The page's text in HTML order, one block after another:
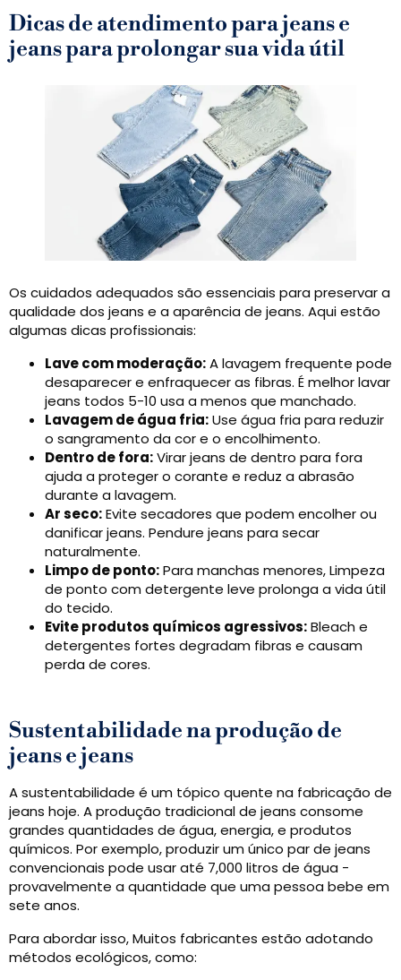
Dicas de atendimento para jeans e
jeans para prolongar sua vida útil
Os cuidados adequados são essenciais para preservar a
qualidade dos jeans e a aparência de jeans. Aqui estão
algumas dicas profissionais:
Lave com moderação:A lavagem frequente pode
desaparecer e enfraquecer as fibras. É melhor lavar
jeans todos 5-10 usa a menos que manchado.
Lavagem de água fria:Use água fria para reduzir
o sangramento da cor e o encolhimento.
Dentro de fora:Virar jeans de dentro para fora
ajuda a proteger o corante e reduz a abrasão
durante a lavagem.
Ar seco:Evite secadores que podem encolher ou
danificar jeans. Pendure jeans para secar
naturalmente.
Limpo de ponto:Para manchas menores, Limpeza
de ponto com detergente leve prolonga a vida útil
do tecido.
Evite produtos químicos agressivos:Bleach e
detergentes fortes degradam fibras e causam
perda de cores.
Sustentabilidade na produção de
jeans e jeans
A sustentabilidade é um tópico quente na fabricação de
jeans hoje. A produção tradicional de jeans consome
grandes quantidades de água, energia, e produtos
químicos. Por exemplo, produzir um único par de jeans
convencionais pode usar até 7,000 litros de água -
provavelmente a quantidade que uma pessoa bebe em
sete anos.
Para abordar isso, Muitos fabricantes estão adotando
métodos ecológicos, como: